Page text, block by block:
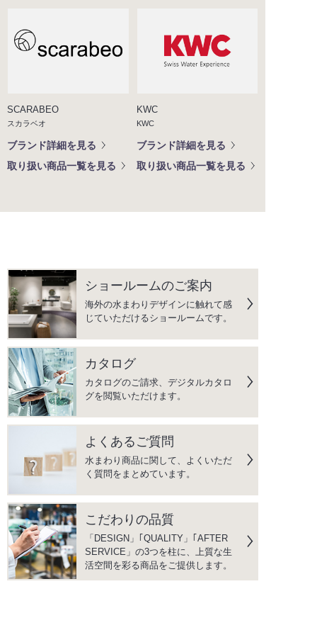
SCARABEO
スカラベオ
ブランド詳細を見る
取り扱い商品一覧を見る
KWC
KWC
ブランド詳細を見る
取り扱い商品一覧を見る
ショールームのご案内
海外の水まわりデザインに触れて感
じていただけるショールームです。
カタログ
カタログのご請求、デジタルカタロ
グを閲覧いただけます。
よくあるご質問
水まわり商品に関して、よくいただ
く質問をまとめています。
こだわりの品質
「DESIGN」｢QUALITY」｢AFTER
SERVICE」の3つを柱に、上質な生
活空間を彩る商品をご提供します。